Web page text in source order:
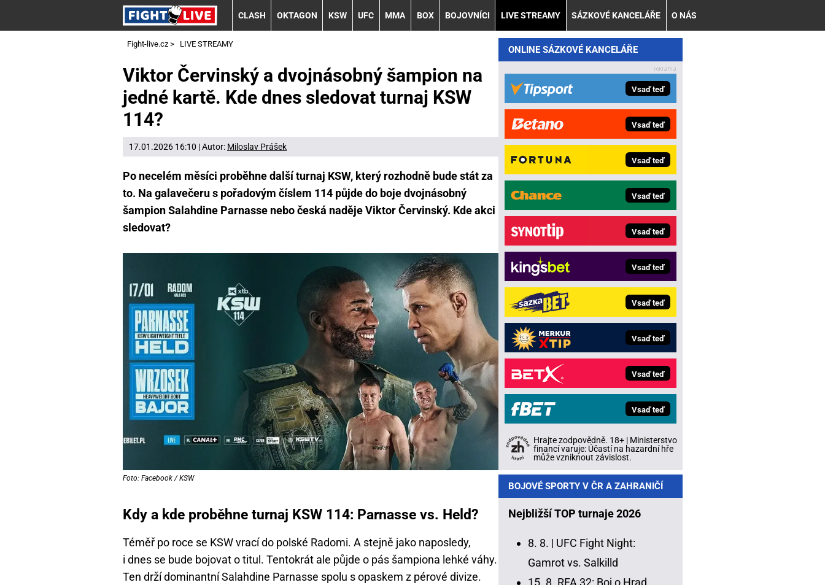
CLASH OKTAGON KSW UFC MMA BOX BOJOVNÍCI LIVE STREAMY SÁZKOVÉ KANCELÁŘE O NÁS
Fight-live.cz > LIVE STREAMY
Viktor Červinský a dvojnásobný šampion na
jedné kartě. Kde dnes sledovat turnaj KSW
114?
17.01.2026 16:10 | Autor: Miloslav Prášek
Po necelém měsíci proběhne další turnaj KSW, který rozhodně bude stát za
to. Na galavečeru s pořadovým číslem 114 půjde do boje dvojnásobný
šampion Salahdine Parnasse nebo česká naděje Viktor Červinský. Kde akci
sledovat?
Foto: Facebook / KSW
Kdy a kde proběhne turnaj KSW 114: Parnasse vs. Held?
Téměř po roce se KSW vrací do polské Radomi. A stejně jako naposledy,
i dnes se bude bojovat o titul. Tentokrát ale půjde o pás šampiona lehké váhy.
Ten drží dominantní Salahdine Parnasse spolu s opaskem z pérové divize.
ONLINE SÁZKOVÉ KANCELÁŘE
Vsaď teď
Vsaď teď
Vsaď teď
Vsaď teď
Vsaď teď
Vsaď teď
Vsaď teď
Vsaď teď
Vsaď teď
Vsaď teď
Hrajte zodpovědně. 18+ | Ministerstvo
financí varuje: Účastí na hazardní hře
může vzniknout závislost.
BOJOVÉ SPORTY V ČR A ZAHRANIČÍ
Nejbližší TOP turnaje 2026
8. 8. | UFC Fight Night:
Gamrot vs. Salkilld
15. 8. RFA 32: Boj o Hrad